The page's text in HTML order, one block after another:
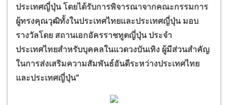
ประเทศญี่ปุ่น โดยได้รับการพิจารณาจากคณะกรรมการ
ผู้ทรงคุณวุฒิทั้งในประเทศไทยและประเทศญี่ปุ่น มอบ
รางวัลโดย สถานเอกอัครราชทูตญี่ปุ่น ประจำ
ประเทศไทยสำหรับบุคคลในแวดวงบันเทิง ผู้มีส่วนสำคัญ
ในการส่งเสริมความสัมพันธ์อันดีระหว่างประเทศไทย
และประเทศญี่ปุ่น”